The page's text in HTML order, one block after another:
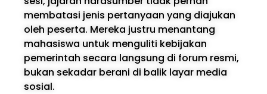
membatasi jenis pertanyaan yang diajukan
oleh peserta. Mereka justru menantang
mahasiswa untuk menguliti kebijakan
pemerintah secara langsung di forum resmi,
bukan sekadar berani di balik layar media
sosial.